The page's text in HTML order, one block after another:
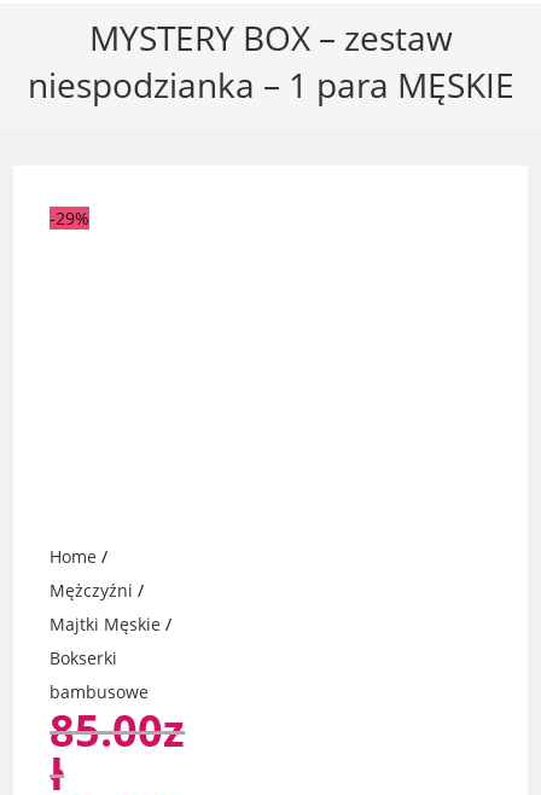
MYSTERY BOX – zestaw
niespodzianka – 1 para MĘSKIE
-29%
Home /
Mężczyźni /
Majtki Męskie /
Bokserki
bambusowe
85.00z
ł